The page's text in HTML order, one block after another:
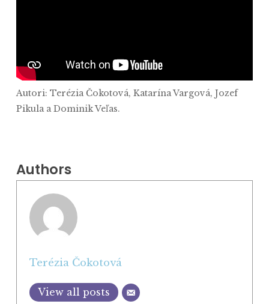
Autori: Terézia Čokotová, Katarína Vargová, Jozef
Pikula a Dominik Veľas.
Authors
Terézia Čokotová
View all posts